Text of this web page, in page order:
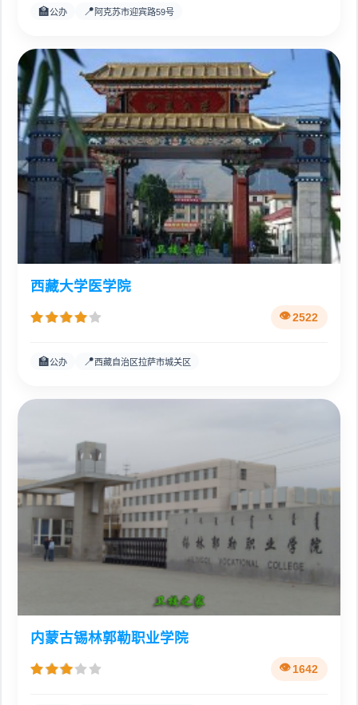
🏫公办 📍 阿克苏市迎宾路59号
西藏大学医学院
2522
🏫公办 📍西藏自治区拉萨市城关区
内蒙古锡林郭勒职业学院
1642